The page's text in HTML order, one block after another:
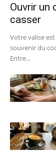
Ouvrir un
casser
Votre valise
souvenir du
Entre...